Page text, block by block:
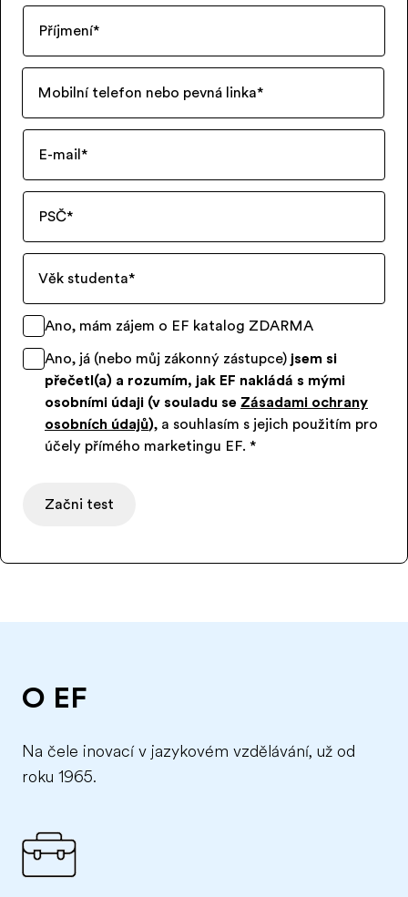
Příjmení*
Mobilní telefon nebo pevná linka*
E-mail *
PSČ*
Věk studenta*
Ano, mám zájem o EF katalog ZDARMA
Ano, já (nebo můj zákonný zástupce) jsem si
přečetl(a) a rozumím, jak EF nakládá s mými
osobními údaji (v souladu se Zásadami ochrany
osobních údajů), a souhlasím s jejich použitím pro
účely přímého marketingu EF. *
Začni test
O EF
Na čele inovací v jazykovém vzdělávání, už od
roku 1965.